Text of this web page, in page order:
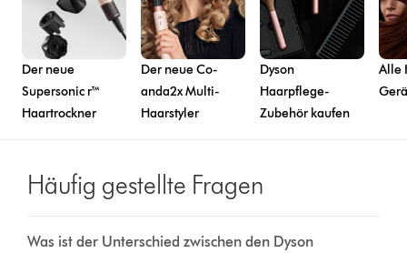
Der neue
Supersonic r™
Haartrockner
Der neue Co-
anda2x Multi-
Haarstyler
Dyson
Haarpflege-
Zubehör kaufen
Alle
Häufig gestellte Fragen
Was ist der Unterschied zwischen den Dyson